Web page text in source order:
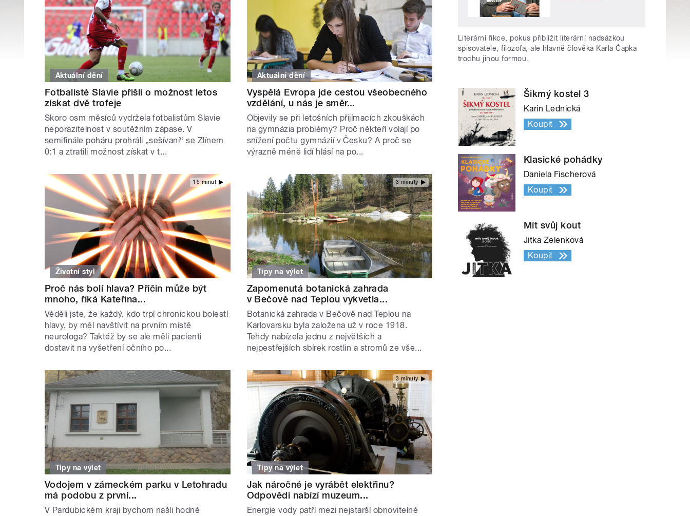
Aktuální dění
Fotbalisté Slavie přišli o možnost letos
získat dvě trofeje
Skoro osm měsíců vydržela fotbalistům Slavie
neporazitelnost v soutěžním zápase. V
semifinále poháru prohráli „sešívaní“ se Zlínem
0:1 a ztratili možnost získat v t...
Aktuální dění
Vyspělá Evropa jde cestou všeobecného
vzdělání, u nás je směr...
Objevily se při letošních přijímacích zkouškách
na gymnázia problémy? Proč někteří volají po
snížení počtu gymnázií v Česku? A proč se
výrazně méně lidí hlásí na po...
15 minut
Životní styl
Proč nás bolí hlava? Příčin může být
mnoho, říká Kateřina...
Věděli jste, že každý, kdo trpí chronickou bolestí
hlavy, by měl navštívit na prvním místě
neurologa? Taktéž by se ale měli pacienti
dostavit na vyšetření očního po...
3 minuty
Tipy na výlet
Zapomenutá botanická zahrada
v Bečově nad Teplou vykvetla...
Botanická zahrada v Bečově nad Teplou na
Karlovarsku byla založena už v roce 1918.
Tehdy nabízela jednu z největších a
nejpestřejších sbírek rostlin a stromů ze vše...
Tipy na výlet
Vodojem v zámeckém parku v Letohradu
má podobu z první...
V Pardubickém kraji bychom našli hodně
3 minuty
Tipy na výlet
Jak náročné je vyrábět elektřinu?
Odpovědi nabízí muzeum...
Energie vody patří mezi nejstarší obnovitelné
Literární fikce, pokus přiblížit literární nadsázkou
spisovatele, filozofa, ale hlavně člověka Karla Čapka
trochu jinou formou.
Šikmý kostel 3
Karin Lednická
Koupit
Klasické pohádky
Daniela Fischerová
Koupit
Mít svůj kout
Jitka Zelenková
Koupit